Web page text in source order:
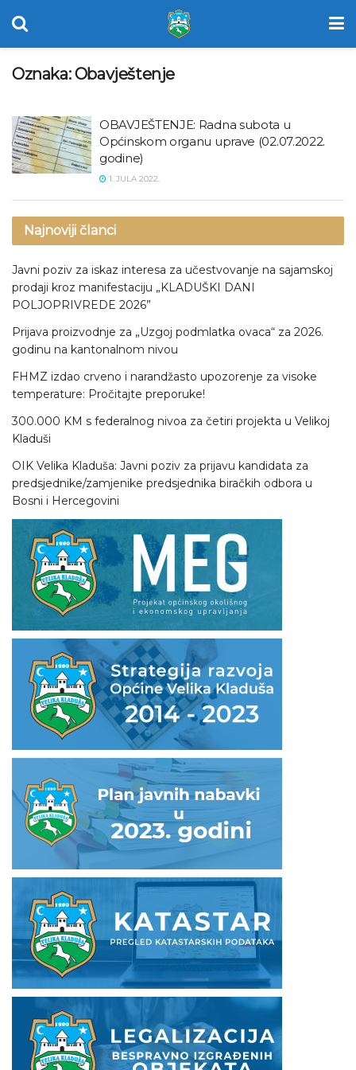
Oznaka:Obavještenje
OBAVJEŠTENJE: Radna subota u
Općinskom organu uprave (02.07.2022.
godine)
1. JULA 2022.
Najnoviji članci
Javni poziv za iskaz interesa za učestvovanje na sajamskoj
prodaji kroz manifestaciju „KLADUŠKI DANI
POLJOPRIVREDE 2026”
Prijava proizvodnje za „Uzgoj podmlatka ovaca“ za 2026.
godinu na kantonalnom nivou
FHMZ izdao crveno i narandžasto upozorenje za visoke
temperature: Pročitajte preporuke!
300.000 KM s federalnog nivoa za četiri projekta u Velikoj
Kladuši
OIK Velika Kladuša: Javni poziv za prijavu kandidata za
predsjednike/zamjenike predsjednika biračkih odbora u
Bosni i Hercegovini